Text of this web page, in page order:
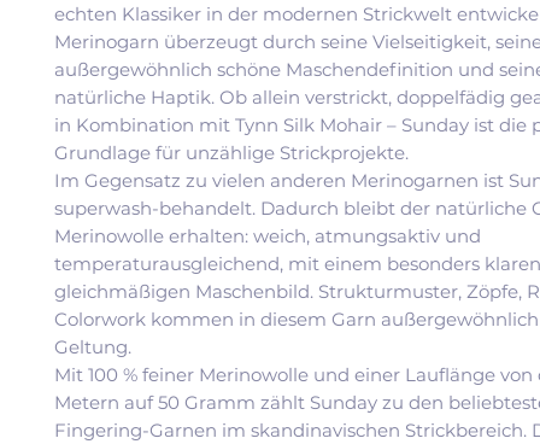
echten Klassiker in der modernen Strickwelt
Merinogarn überzeugt durch seine Vielseitigkeit,
außergewöhnlich schöne Maschendefinition und
natürliche Haptik. Ob allein verstrickt, doppelfädig
in Kombination mit Tynn Silk Mohair – Sunday ist die
Grundlage für unzählige Strickprojekte.
Im Gegensatz zu vielen anderen Merinogarnen ist
superwash-behandelt. Dadurch bleibt der natürliche
Merinowolle erhalten: weich, atmungsaktiv und
temperaturausgleichend, mit einem besonders
gleichmäßigen Maschenbild. Strukturmuster, Zöpfe,
Colorwork kommen in diesem Garn
Geltung.
Mit 100 % feiner Merinowolle und einer Lauflänge von
Metern auf 50 Gramm zählt Sunday zu den
Fingering-Garnen im skandinavischen Strickbereich.